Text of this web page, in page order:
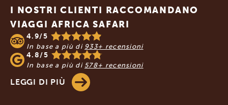
I NOSTRI CLIENTI RACCOMANDANO
VIAGGI AFRICA SAFARI
4.9/5
In base a più di 933+ recensioni
4.8/5
In base a più di 578+ recensioni
LEGGI DI PIÙ